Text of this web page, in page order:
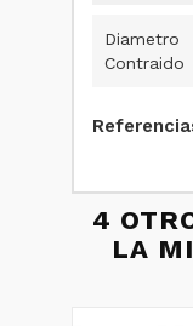
Diametro
Contraido
4
LA